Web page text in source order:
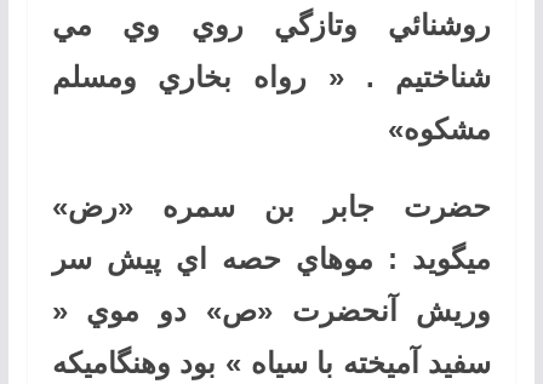
روشنائي وتازگي روي وي مي
شناختيم . « رواه بخاري ومسلم
مشكوه»
حضرت جابر بن سمره «رض»
ميگويد : موهاي حصه اي پيش سر
وريش آنحضرت «ص» دو موي «
سفيد آميخته با سياه » بود وهنگاميكه